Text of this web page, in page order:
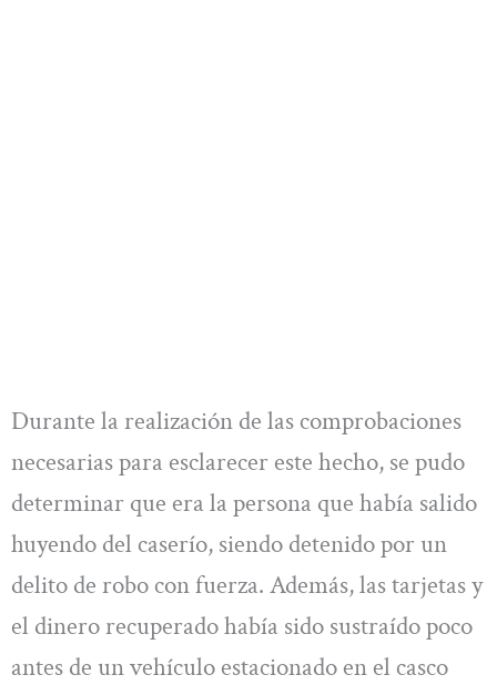
Durante la realización de las comprobaciones
necesarias para esclarecer este hecho, se pudo
determinar que era la persona que había salido
huyendo del caserío, siendo detenido por un
delito de robo con fuerza. Además, las tarjetas y
el dinero recuperado había sido sustraído poco
antes de un vehículo estacionado en el casco